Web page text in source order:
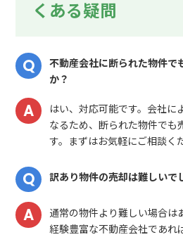
くある疑問
不動産会社に断られた物件で
か？
はい、対応可能です。会社に
なるため、断られた物件でも
す。まずはお気軽にご相談く
訳あり物件の売却は難しいで
通常の物件より難しい場合は
経験豊富な不動産会社であれ